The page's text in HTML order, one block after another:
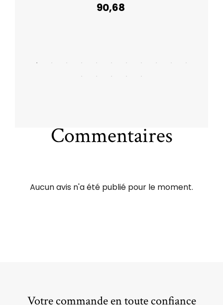
90,68
Commentaires
Aucun avis n'a été publié pour le moment.
Votre commande en toute confiance